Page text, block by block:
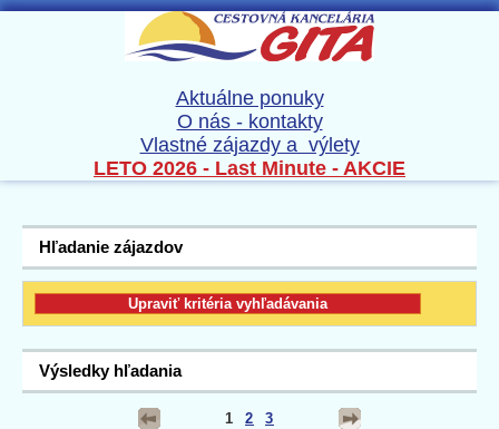
Aktuálne ponuky
O nás - kontakty
Vlastné zájazdy a výlety
LETO 2026 - Last Minute - AKCIE
Hľadanie zájazdov
Výsledky hľadania
1 2 3